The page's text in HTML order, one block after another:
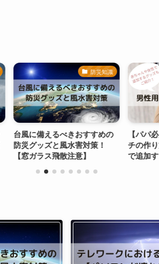
防災知識
台風に備えるべきおすすめの
防災グッズと風水害対策！
【窓ガラス飛散注意】
【パパ
チの作
で追加